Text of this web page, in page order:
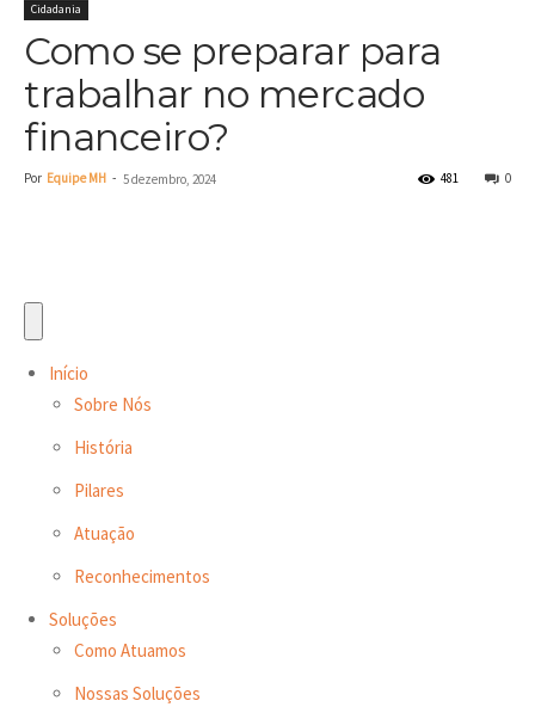
Cidadania
Como se preparar para
trabalhar no mercado
financeiro?
Por Equipe MH - 5 dezembro, 2024 0
481
Início
Sobre Nós
História
Pilares
Atuação
Reconhecimentos
Soluções
Como Atuamos
Nossas Soluções